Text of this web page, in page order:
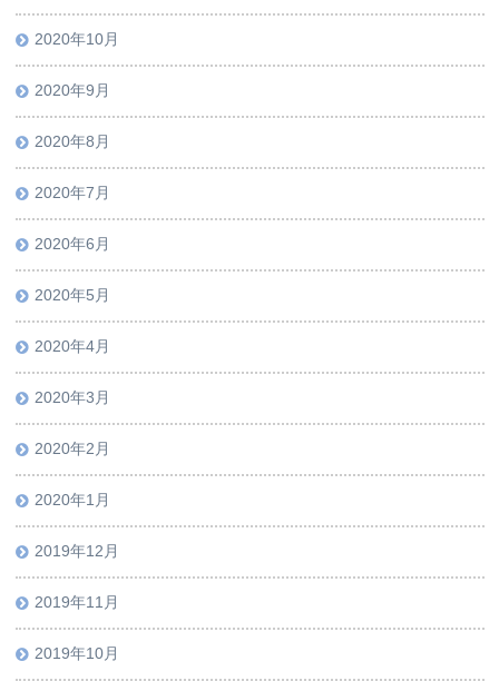
2020年10月
2020年9月
2020年8月
2020年7月
2020年6月
2020年5月
2020年4月
2020年3月
2020年2月
2020年1月
2019年12月
2019年11月
2019年10月